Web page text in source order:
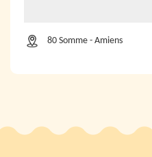
80 Somme - Amiens